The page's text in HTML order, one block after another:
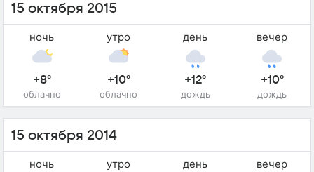
15 октября 2015
ночь
+8°
облачно
утро
+10°
облачно
день
+12°
дождь
вечер
+10°
дождь
15 октября 2014
ночь утро день вечер